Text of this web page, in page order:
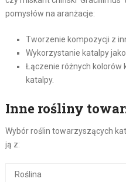
pomysłów na aranżacje:
Tworzenie kompozycji z
Wykorzystanie katalpy
Łączenie różnych
katalpy.
Inne rośliny
Wybór roślin towarzyszących
ją z:
Roślina